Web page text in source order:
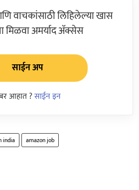
वाचकांसाठी लिहिलेल्या खास
मिळवा अमर्याद ॲक्सेस
साईन अप
आहात ?साईन इन
india
amazon job